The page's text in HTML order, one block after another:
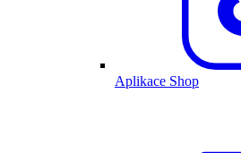
Aplikace Shop